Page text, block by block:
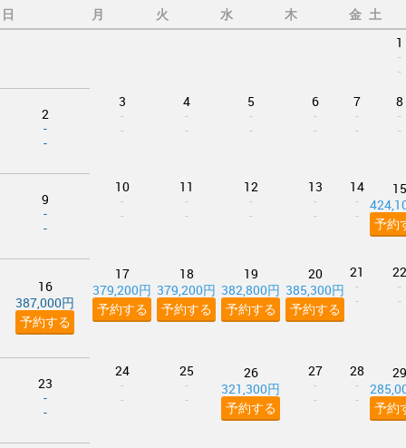
日 月 火 水 木 金 土
1
-
-
2
-
-
3
-
-
4
-
-
5
-
-
6
-
-
7
-
-
8
-
-
9
-
-
10
-
-
11
-
-
12
-
-
13
-
-
14
-
-
15
予約
16
387,000円
予約する
17
379,200円
予約する
18
379,200円
予約する
19
382,800円
予約する
20
385,300円
予約する
21
-
-
22
-
-
23
-
-
24
-
-
25
-
-
26
321,300円
予約する
27
-
-
28
-
-
29
予約